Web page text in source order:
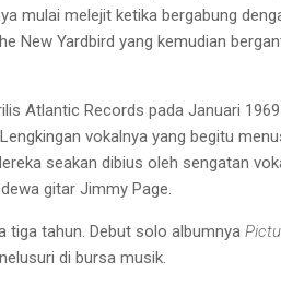
mulai melejit ketika bergabung
New Yardbird yang kemudian
Atlantic Records pada Januari 1969
Lengkingan vokalnya yang begitu
seakan dibius oleh sengatan
gitar Jimmy Page.
tiga tahun. Debut solo albumnya
di bursa musik.